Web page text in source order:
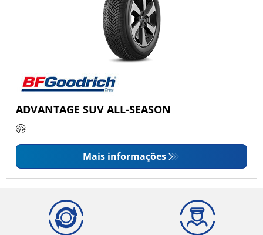
ADVANTAGE SUV ALL-SEASON
Mais informações